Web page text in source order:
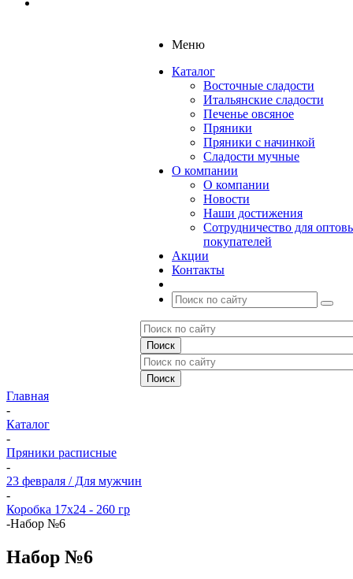
Меню
Каталог
Восточные сладости
Итальянские сладости
Печенье овсяное
Пряники
Пряники с начинкой
Сладости мучные
О компании
О компании
Новости
Наши достижения
Сотрудничество для
покупателей
Акции
Контакты
Главная
-
Каталог
-
Пряники расписные
-
23 февраля / Для мужчин
-
Коробка 17x24 - 260 гр
-Набор №6
Набор №6